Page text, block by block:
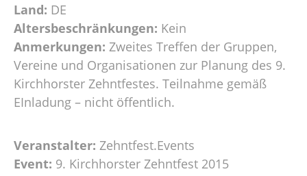
Land: DE
Altersbeschränkungen: Kein
Anmerkungen: Zweites Treffen der Gruppen,
Vereine und Organisationen zur Planung des 9.
Kirchhorster Zehntfestes. Teilnahme gemäß
EInladung – nicht öffentlich.
Veranstalter: Zehntfest.Events
Event: 9. Kirchhorster Zehntfest 2015